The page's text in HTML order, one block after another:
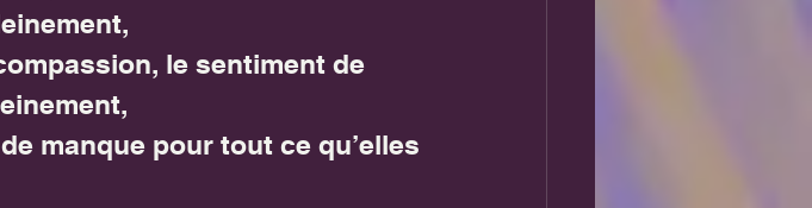
le sentiment de
manque pour tout ce qu’elles